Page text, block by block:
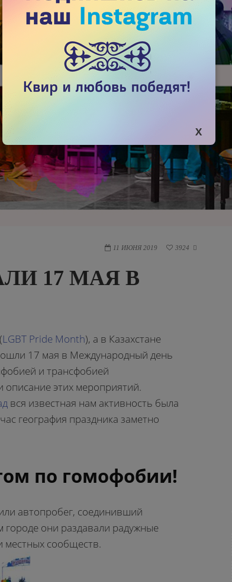
11 ИЮНЯ 2019 3924 
17 МАЯ В
LGBT Pride Month), а в Казахстане
17 мая в Международный день
и трансфобией
этих мероприятий.
вся известная нам активность была
география праздника заметно
по гомофобии!
автопробег, соединивший
городе они раздавали радужные
местных сообществ.